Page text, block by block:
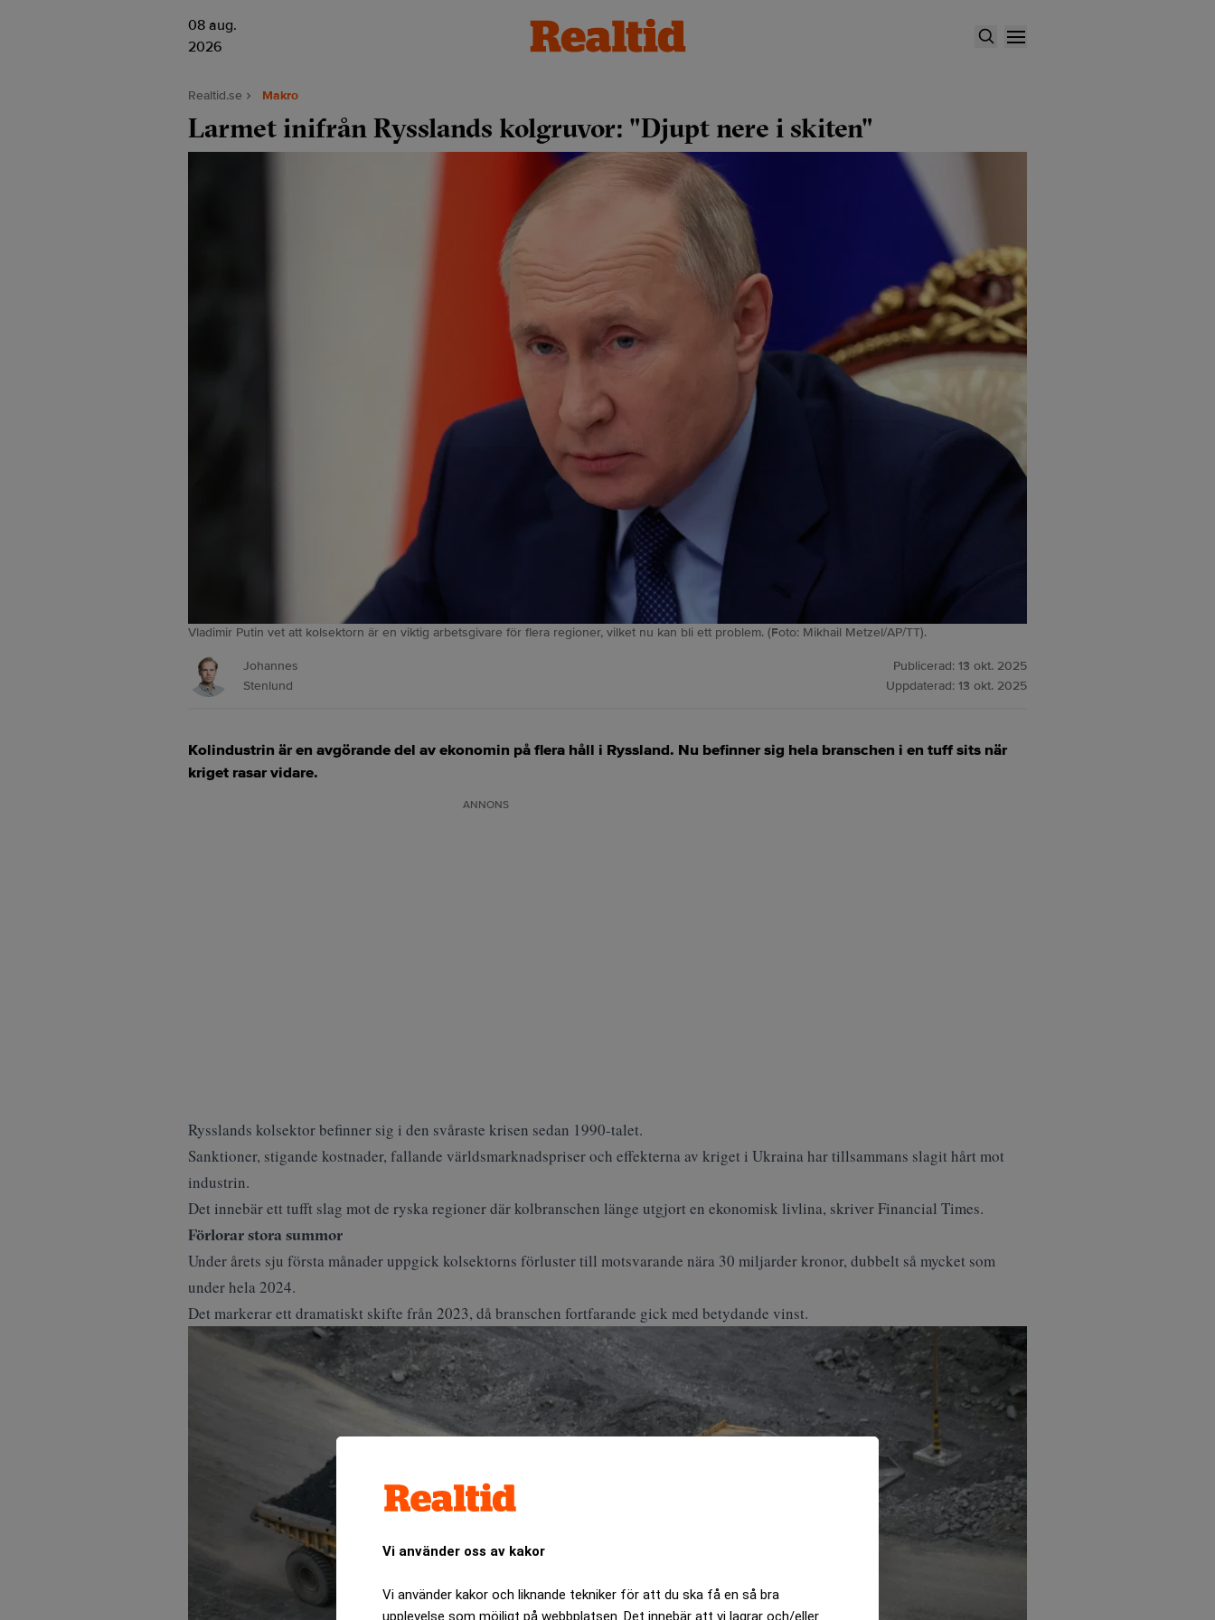
Vi använder oss av kakor
Vi använder kakor och liknande tekniker för att du ska få en så bra
upplevelse som möjligt på webbplatsen. Det innebär att vi lagrar och/eller
08 aug.
2026
Realtid.se Makro
Larmet inifrån Rysslands kolgruvor: "Djupt nere i skiten"
Vladimir Putin vet att kolsektorn är en viktig arbetsgivare för flera regioner, vilket nu kan bli ett problem. (Foto: Mikhail Metzel/AP/TT).
Johannes
Stenlund
Publicerad: 13 okt. 2025
Uppdaterad: 13 okt. 2025
Kolindustrin är en avgörande del av ekonomin på flera håll i Ryssland. Nu befinner sig hela branschen i en tuff sits när
kriget rasar vidare.
ANNONS
Rysslands kolsektor befinner sig i den svåraste krisen sedan 1990-talet.
Sanktioner, stigande kostnader, fallande världsmarknadspriser och effekterna av kriget i Ukraina har tillsammans slagit hårt mot
industrin.
Det innebär ett tufft slag mot de ryska regioner där kolbranschen länge utgjort en ekonomisk livlina, skriverFinancial Times.
Förlorar stora summor
Under årets sju första månader uppgick kolsektorns förluster till motsvarande nära 30 miljarder kronor, dubbelt så mycket som
under hela 2024.
Det markerar ett dramatiskt skifte från 2023, då branschen fortfarande gick med betydande vinst.